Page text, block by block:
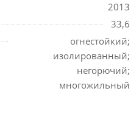
2013
33,6
огнестойкий;
изолированный;
негорючий;
многожильный